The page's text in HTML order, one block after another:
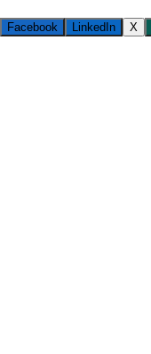
Facebook LinkedIn X